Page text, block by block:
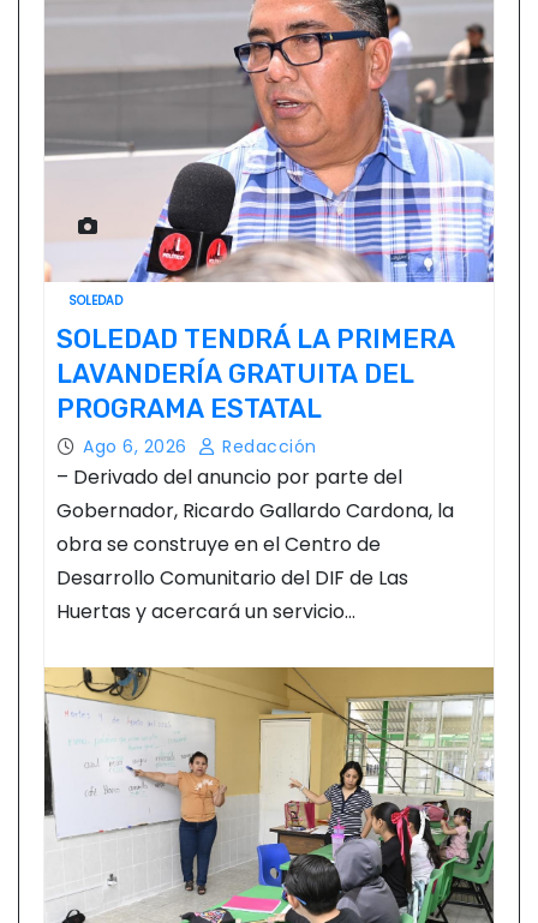
SOLEDAD
SOLEDAD TENDRÁ LA PRIMERA
LAVANDERÍA GRATUITA DEL
PROGRAMA ESTATAL
Ago 6, 2026 Redacción
– Derivado del anuncio por parte del
Gobernador, Ricardo Gallardo Cardona, la
obra se construye en el Centro de
Desarrollo Comunitario del DIF de Las
Huertas y acercará un servicio…